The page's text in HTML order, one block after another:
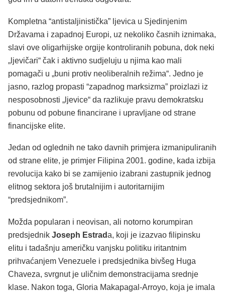
Kompletna “antistaljinistička” ljevica u Sjedinjenim
Državama i zapadnoj Europi, uz nekoliko časnih iznimaka,
slavi ove oligarhijske orgije kontroliranih pobuna, dok neki
„ljevičari“ čak i aktivno sudjeluju u njima kao mali
pomagači u „buni protiv neoliberalnih režima“. Jedno je
jasno, razlog propasti “zapadnog marksizma” proizlazi iz
nesposobnosti „ljevice“ da razlikuje pravu demokratsku
pobunu od pobune financirane i upravljane od strane
financijske elite.
Jedan od oglednih ne tako davnih primjera izmanipuliranih
od strane elite, je primjer Filipina 2001. godine, kada izbija
revolucija kako bi se zamijenio izabrani zastupnik jednog
elitnog sektora još brutalnijim i autoritarnijim
“predsjednikom”.
Možda popularan i neovisan, ali notorno korumpiran
predsjednik Joseph Estrada, koji je izazvao filipinsku
elitu i tadašnju američku vanjsku politiku iritantnim
prihvaćanjem Venezuele i predsjednika bivšeg Huga
Chaveza, svrgnut je uličnim demonstracijama srednje
klase. Nakon toga, Gloria Makapagal-Arroyo, koja je imala